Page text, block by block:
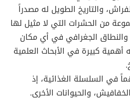
والتاريخ الطويل له مصدراً
من الحشرات التي لا مثيل لها
الجغرافي في أي مكان
أهمية كبيرة في الأبحاث العلمية
في السلسلة الغذائية، إذ
والحيوانات الأخرى.